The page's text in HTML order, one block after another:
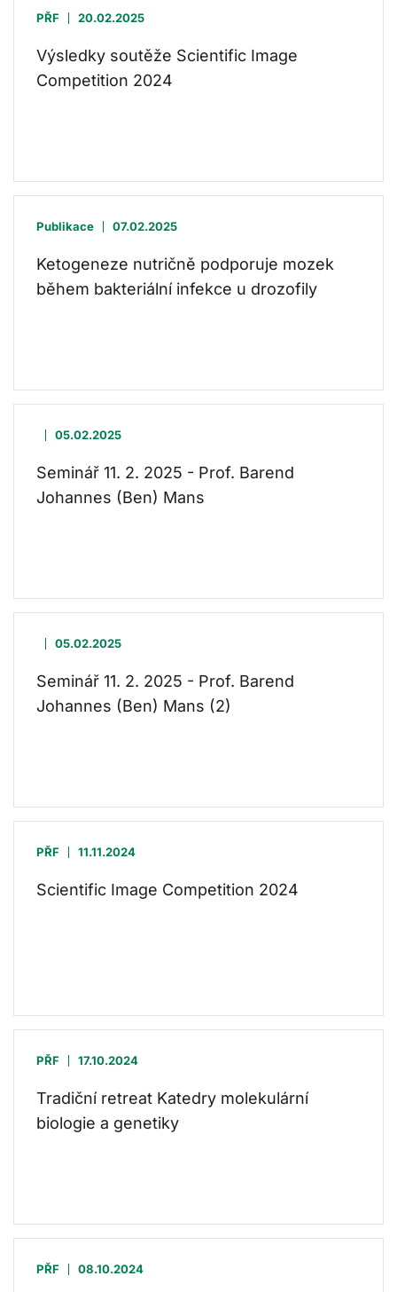
PŘF 20.02.2025
Výsledky soutěže Scientific Image
Competition 2024
Publikace 07.02.2025
Ketogeneze nutričně podporuje mozek
během bakteriální infekce u drozofily
05.02.2025
Seminář 11. 2. 2025 - Prof. Barend
Johannes (Ben) Mans
05.02.2025
Seminář 11. 2. 2025 - Prof. Barend
Johannes (Ben) Mans (2)
PŘF 11.11.2024
Scientific Image Competition 2024
PŘF 17.10.2024
Tradiční retreat Katedry molekulární
biologie a genetiky
PŘF 08.10.2024